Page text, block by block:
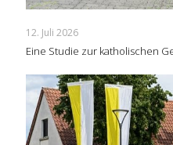
12. Juli 2026
Eine Studie zur katholischen